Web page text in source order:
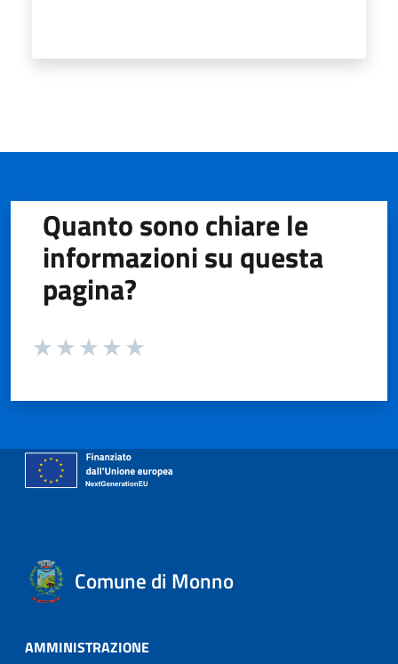
Quanto sono chiare le
informazioni su questa
pagina?
Valuta da 1 a 5 stelle la pagina
Comune di Monno
AMMINISTRAZIONE